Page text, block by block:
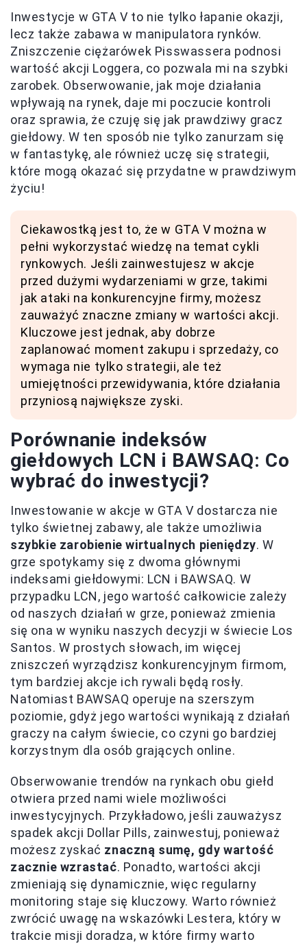
Inwestycje w GTA V to nie tylko łapanie okazji,
lecz także zabawa w manipulatora rynków.
Zniszczenie ciężarówek Pisswassera podnosi
wartość akcji Loggera, co pozwala mi na szybki
zarobek. Obserwowanie, jak moje działania
wpływają na rynek, daje mi poczucie kontroli
oraz sprawia, że czuję się jak prawdziwy gracz
giełdowy. W ten sposób nie tylko zanurzam się
w fantastykę, ale również uczę się strategii,
które mogą okazać się przydatne w prawdziwym
życiu!
Ciekawostką jest to, że w GTA V można w
pełni wykorzystać wiedzę na temat cykli
rynkowych. Jeśli zainwestujesz w akcje
przed dużymi wydarzeniami w grze, takimi
jak ataki na konkurencyjne firmy, możesz
zauważyć znaczne zmiany w wartości akcji.
Kluczowe jest jednak, aby dobrze
zaplanować moment zakupu i sprzedaży, co
wymaga nie tylko strategii, ale też
umiejętności przewidywania, które działania
przyniosą największe zyski.
Porównanie indeksów
giełdowych LCN i BAWSAQ: Co
wybrać do inwestycji?
Inwestowanie w akcje w GTA V dostarcza nie
tylko świetnej zabawy, ale także umożliwia
szybkie zarobienie wirtualnych pieniędzy. W
grze spotykamy się z dwoma głównymi
indeksami giełdowymi: LCN i BAWSAQ. W
przypadku LCN, jego wartość całkowicie zależy
od naszych działań w grze, ponieważ zmienia
się ona w wyniku naszych decyzji w świecie Los
Santos. W prostych słowach, im więcej
zniszczeń wyrządzisz konkurencyjnym firmom,
tym bardziej akcje ich rywali będą rosły.
Natomiast BAWSAQ operuje na szerszym
poziomie, gdyż jego wartości wynikają z działań
graczy na całym świecie, co czyni go bardziej
korzystnym dla osób grających online.
Obserwowanie trendów na rynkach obu giełd
otwiera przed nami wiele możliwości
inwestycyjnych. Przykładowo, jeśli zauważysz
spadek akcji Dollar Pills, zainwestuj, ponieważ
możesz zyskać znaczną sumę, gdy wartość
zacznie wzrastać. Ponadto, wartości akcji
zmieniają się dynamicznie, więc regularny
monitoring staje się kluczowy. Warto również
zwrócić uwagę na wskazówki Lestera, który w
trakcie misji doradza, w które firmy warto